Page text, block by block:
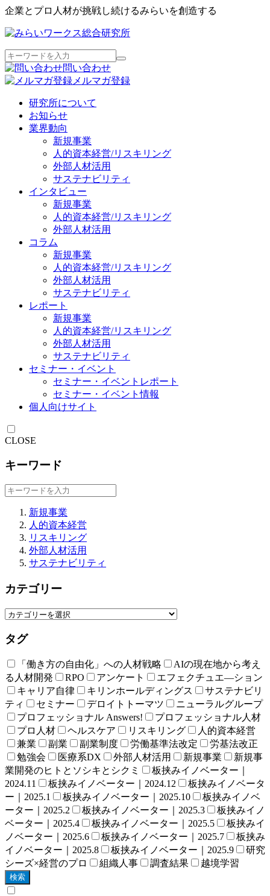
企業とプロ人材が挑戦し続けるみらいを創造する
問い合わせ
メルマガ登録
研究所について
お知らせ
業界動向
新規事業
人的資本経営/リスキリング
外部人材活用
サステナビリティ
インタビュー
新規事業
人的資本経営/リスキリング
外部人材活用
コラム
新規事業
人的資本経営/リスキリング
外部人材活用
サステナビリティ
レポート
新規事業
人的資本経営/リスキリング
外部人材活用
サステナビリティ
セミナー・イベント
セミナー・イベントレポート
セミナー・イベント情報
個人向けサイト
CLOSE
キーワード
新規事業
人的資本経営
リスキリング
外部人材活用
サステナビリティ
カテゴリー
タグ
「働き方の自由化」への人材戦略
AIの現在地から考え
る人材開発
RPO アンケート
エフェクチュエ―ション
キャリア自律
キリンホールディングス
サステナビリ
ティ
セミナー デロイトトーマツ
ニューラルグループ
プロフェッショナル Answers!
プロフェッショナル人材
プロ人材
ヘルスケア リスキリング
人的資本経営
兼業
副業 副業制度 労働基準法改定
労基法改正
勉強会
医療系DX 外部人材活用 新規事業
新規事
業開発のヒトとソシキとシクミ
板挟みイノベーター｜
2024.11
板挟みイノベーター｜2024.12
板挟みイノベータ
ー｜2025.1
板挟みイノベーター｜2025.10
板挟みイノベ
ーター｜2025.2
板挟みイノベーター｜2025.3
板挟みイノ
ベーター｜2025.4
板挟みイノベーター｜2025.5
板挟みイ
ノベーター｜2025.6
板挟みイノベーター｜2025.7
板挟み
イノベーター｜2025.8
板挟みイノベーター｜2025.9
研究
シーズ×経営のプロ
組織人事 調査結果 越境学習
検索